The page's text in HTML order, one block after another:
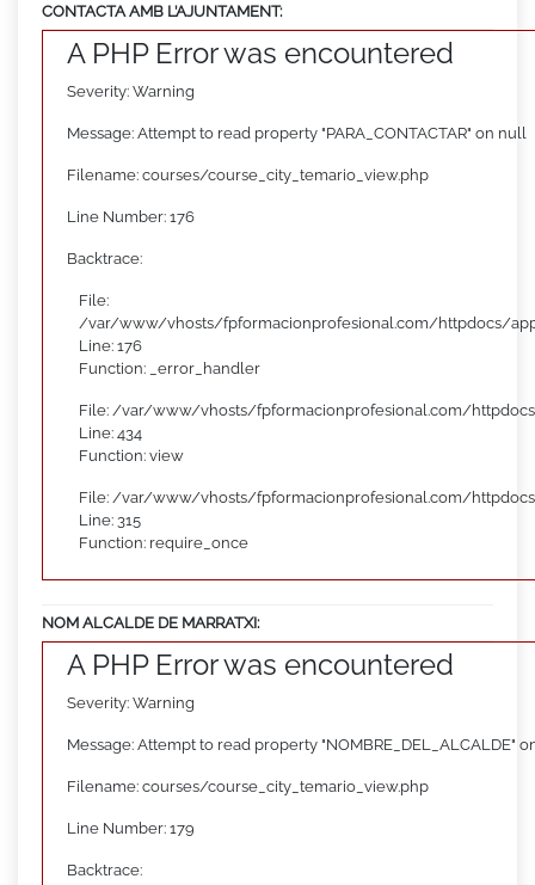
CONTACTA AMB L’AJUNTAMENT:
A PHP Error was encountered
Severity: Warning
Message: Attempt to read property "PARA_CONTACTAR" on null
Filename: courses/course_city_temario_view.php
Line Number: 176
Backtrace:
File:
/var/www/vhosts/fpformacionprofesional.com/httpdocs/
Line: 176
Function: _error_handler
File: /var/www/vhosts/fpformacionprofesional.com/
Line: 434
Function: view
File: /var/www/vhosts/fpformacionprofesional.com/
Line: 315
Function: require_once
NOM ALCALDE DE MARRATXI:
A PHP Error was encountered
Severity: Warning
Message: Attempt to read property "NOMBRE_DEL_ALCALDE"
Filename: courses/course_city_temario_view.php
Line Number: 179
Backtrace: